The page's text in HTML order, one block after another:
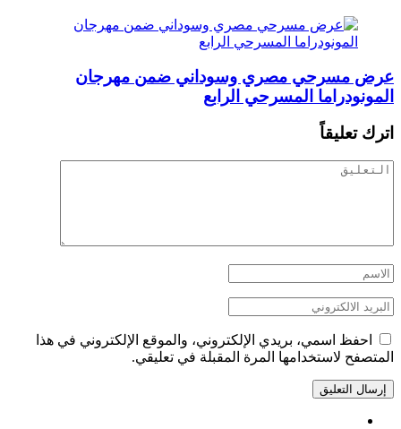
عرض مسرحي مصري وسوداني ضمن مهرجان
المونودراما المسرحي الرابع
اترك تعليقاً
احفظ اسمي، بريدي الإلكتروني، والموقع الإلكتروني في هذا
المتصفح لاستخدامها المرة المقبلة في تعليقي.